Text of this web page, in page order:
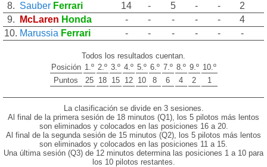
8. Sauber Ferrari 14 - 5 - - 2
9.
McLaren Honda - - - - - 4
10. Marussia Ferrari - - - - - -
Todos los resultados cuentan.
Posición 1.º 2.º 3.º 4.º 5.º 6.º 7.º 8.º 9.º 10.º
Puntos
25 18 15 12 10 8 6 4 2 1
La clasificación se divide en 3 sesiones.
Al final de la primera sesión de 18 minutos (Q1), los 5 pilotos más lentos
son eliminados y colocados en las posiciones 16 a 20.
Al final de la segunda sesión de 15 minutos (Q2), los 5 pilotos más lentos
son eliminados y colocados en las posiciones 11 a 15.
Una última sesión (Q3) de 12 minutos determina las posiciones 1 a 10 para
los 10 pilotos restantes.